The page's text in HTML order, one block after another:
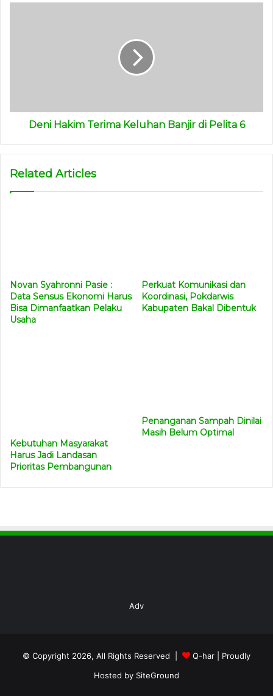
Deni Hakim Terima Keluhan Banjir di Pelita 6
Related Articles
Novan Syahronni Pasie :
Data Sensus Ekonomi Harus
Bisa Dimanfaatkan Pelaku
Usaha
Perkuat Komunikasi dan
Koordinasi, Pokdarwis
Kabupaten Bakal Dibentuk
Kebutuhan Masyarakat
Harus Jadi Landasan
Prioritas Pembangunan
Penanganan Sampah Dinilai
Masih Belum Optimal
Adv
© Copyright 2026, All Rights Reserved | Q-har | Proudly
Hosted by SiteGround